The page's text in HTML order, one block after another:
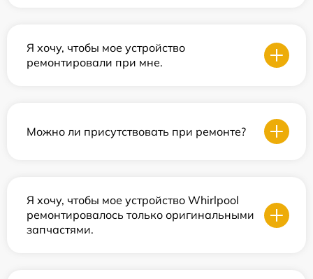
Я хочу, чтобы мое устройство
ремонтировали при мне.
Можно ли присутствовать при ремонте?
Я хочу, чтобы мое устройство Whirlpool
ремонтировалось только оригинальными
запчастями.